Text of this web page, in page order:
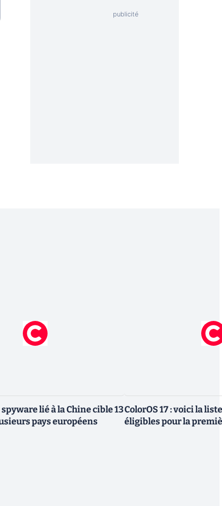
lié à la Chine cible 13
pays européens
ColorOS 17 : voici la
éligibles pour la